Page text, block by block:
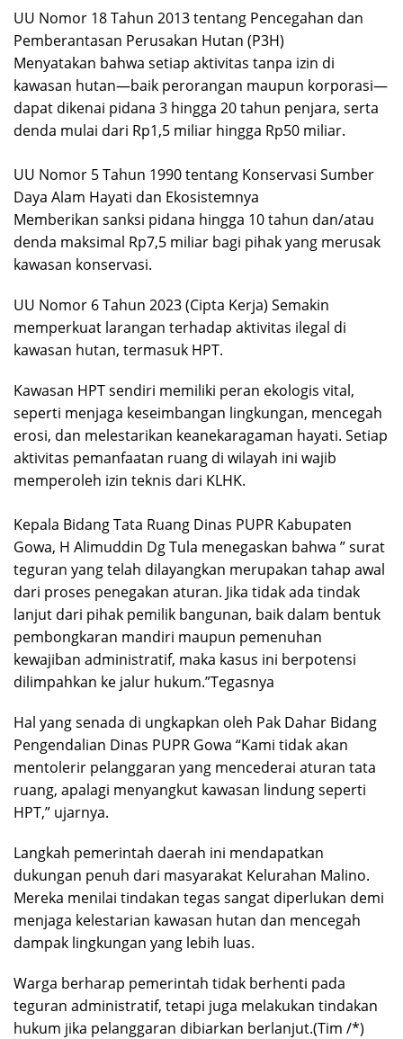
UU Nomor 18 Tahun 2013 tentang Pencegahan dan
Pemberantasan Perusakan Hutan (P3H)
Menyatakan bahwa setiap aktivitas tanpa izin di
kawasan hutan—baik perorangan maupun korporasi—
dapat dikenai pidana 3 hingga 20 tahun penjara, serta
denda mulai dari Rp1,5 miliar hingga Rp50 miliar.
UU Nomor 5 Tahun 1990 tentang Konservasi Sumber
Daya Alam Hayati dan Ekosistemnya
Memberikan sanksi pidana hingga 10 tahun dan/atau
denda maksimal Rp7,5 miliar bagi pihak yang merusak
kawasan konservasi.
UU Nomor 6 Tahun 2023 (Cipta Kerja) Semakin
memperkuat larangan terhadap aktivitas ilegal di
kawasan hutan, termasuk HPT.
Kawasan HPT sendiri memiliki peran ekologis vital,
seperti menjaga keseimbangan lingkungan, mencegah
erosi, dan melestarikan keanekaragaman hayati. Setiap
aktivitas pemanfaatan ruang di wilayah ini wajib
memperoleh izin teknis dari KLHK.
Kepala Bidang Tata Ruang Dinas PUPR Kabupaten
Gowa, H Alimuddin Dg Tula menegaskan bahwa ” surat
teguran yang telah dilayangkan merupakan tahap awal
dari proses penegakan aturan. Jika tidak ada tindak
lanjut dari pihak pemilik bangunan, baik dalam bentuk
pembongkaran mandiri maupun pemenuhan
kewajiban administratif, maka kasus ini berpotensi
dilimpahkan ke jalur hukum.”Tegasnya
Hal yang senada di ungkapkan oleh Pak Dahar Bidang
Pengendalian Dinas PUPR Gowa “Kami tidak akan
mentolerir pelanggaran yang mencederai aturan tata
ruang, apalagi menyangkut kawasan lindung seperti
HPT,” ujarnya.
Langkah pemerintah daerah ini mendapatkan
dukungan penuh dari masyarakat Kelurahan Malino.
Mereka menilai tindakan tegas sangat diperlukan demi
menjaga kelestarian kawasan hutan dan mencegah
dampak lingkungan yang lebih luas.
Warga berharap pemerintah tidak berhenti pada
teguran administratif, tetapi juga melakukan tindakan
hukum jika pelanggaran dibiarkan berlanjut.(Tim /*)